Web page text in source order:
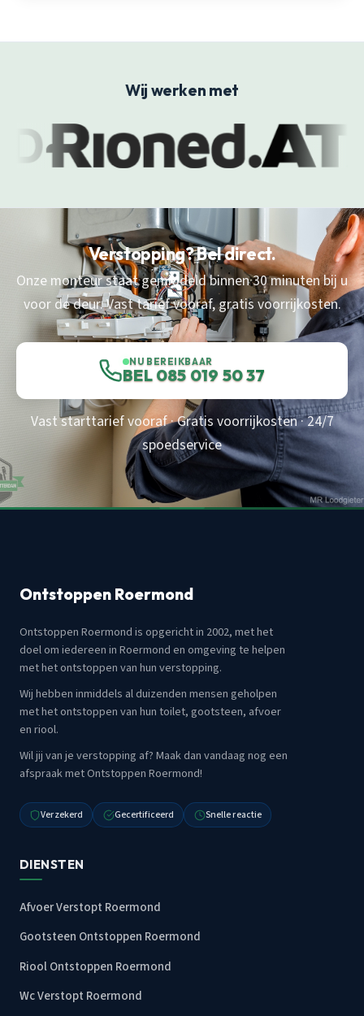
Wij werken met
Verstopping? Bel direct.
Onze monteur staat gemiddeld binnen 30 minuten bij u
voor de deur. Vast tarief vooraf, gratis voorrijkosten.
NU BEREIKBAAR
BEL 085 019 50 37
Vast starttarief vooraf · Gratis voorrijkosten · 24/7
spoedservice
Ontstoppen Roermond
Ontstoppen Roermond is opgericht in 2002, met het
doel om iedereen in Roermond en omgeving te helpen
met het ontstoppen van hun verstopping.
Wij hebben inmiddels al duizenden mensen geholpen
met het ontstoppen van hun toilet, gootsteen, afvoer
en riool.
Wil jij van je verstopping af? Maak dan vandaag nog een
afspraak met Ontstoppen Roermond!
Verzekerd Gecertificeerd Snelle reactie
DIENSTEN
Afvoer Verstopt Roermond
Gootsteen Ontstoppen Roermond
Riool Ontstoppen Roermond
Wc Verstopt Roermond